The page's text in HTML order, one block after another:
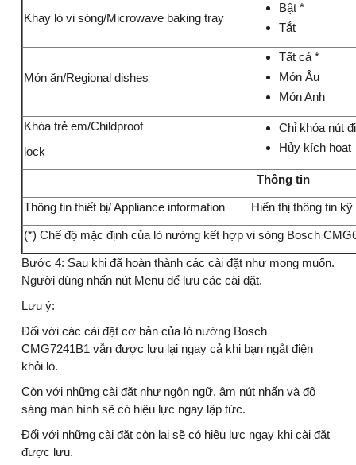
Khay lò vi sóng/Microwave baking tray
Bật *
Tắt
Món ăn/Regional dishes
Tất cả *
Món Âu
Món Anh
Khóa trẻ em/Childproof
lock
Chỉ khóa nút
Hủy kích hoạt
Thông tin
Thông tin thiết bị/ Appliance information Hiển thị thông tin
(*) Chế độ mặc định của lò nướng kết hợp vi sóng Bosch
Bước 4: Sau khi đã hoàn thành các cài đặt như mong muốn.
Người dùng nhấn nút Menu để lưu các cài đặt.
Lưu ý:
Đối với các cài đặt cơ bản của lò nướng Bosch
CMG7241B1 vẫn được lưu lại ngay cả khi bạn ngắt điện
khỏi lò.
Còn với những cài đặt như ngôn ngữ, âm nút nhấn và độ
sáng màn hình sẽ có hiệu lực ngay lập tức.
Đối với những cài đặt còn lại sẽ có hiệu lực ngay khi cài đặt
được lưu.